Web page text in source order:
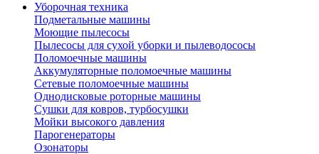
Уборочная техника
Подметальные машины
Моющие пылесосы
Пылесосы для сухой уборки и пылеводососы
Поломоечные машины
Аккумуляторные поломоечные машины
Сетевые поломоечные машины
Однодисковые роторные машины
Сушки для ковров, турбосушки
Мойки высокого давления
Парогенераторы
Озонаторы